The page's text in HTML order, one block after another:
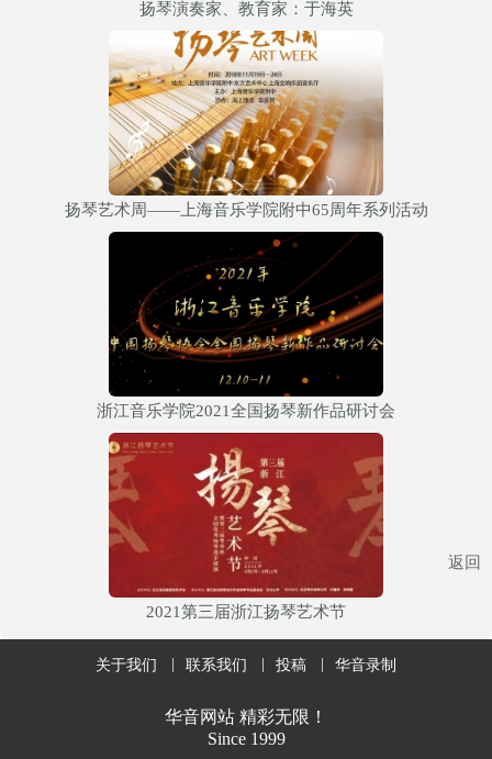
扬琴演奏家、教育家：于海英
扬琴艺术周——上海音乐学院附中65周年系列活动
浙江音乐学院2021全国扬琴新作品研讨会
2021第三届浙江扬琴艺术节
关于我们 联系我们 投稿 华音录制
华音网站 精彩无限！
Since 1999
返回